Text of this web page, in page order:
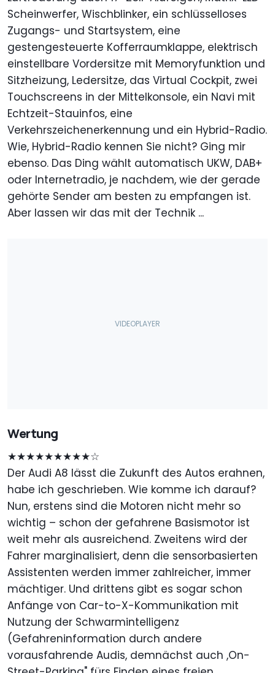
Scheinwerfer, Wischblinker, ein schlüsselloses
Zugangs- und Startsystem, eine
gestengesteuerte Kofferraumklappe, elektrisch
einstellbare Vordersitze mit Memoryfunktion und
Sitzheizung, Ledersitze, das Virtual Cockpit, zwei
Touchscreens in der Mittelkonsole, ein Navi mit
Echtzeit-Stauinfos, eine
Verkehrszeichenerkennung und ein Hybrid-Radio.
Wie, Hybrid-Radio kennen Sie nicht? Ging mir
ebenso. Das Ding wählt automatisch UKW, DAB+
oder Internetradio, je nachdem, wie der gerade
gehörte Sender am besten zu empfangen ist.
Aber lassen wir das mit der Technik ...
Wertung
★★★★★★★★★☆
Der Audi A8 lässt die Zukunft des Autos erahnen,
habe ich geschrieben. Wie komme ich darauf?
Nun, erstens sind die Motoren nicht mehr so
wichtig – schon der gefahrene Basismotor ist
weit mehr als ausreichend. Zweitens wird der
Fahrer marginalisiert, denn die sensorbasierten
Assistenten werden immer zahlreicher, immer
mächtiger. Und drittens gibt es sogar schon
Anfänge von Car-to-X-Kommunikation mit
Nutzung der Schwarmintelligenz
(Gefahreninformation durch andere
vorausfahrende Audis, demnächst auch ,On-